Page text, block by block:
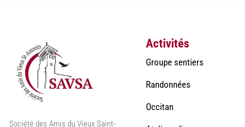
Société des Amis du Vieux Saint-
Activités
Groupe sentiers
Randonnées
Occitan